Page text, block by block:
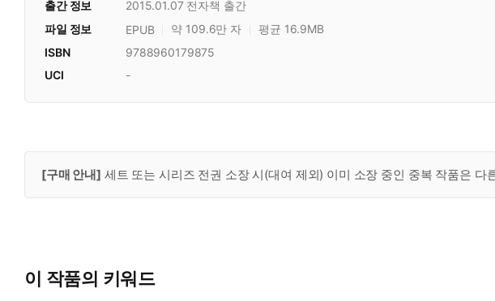
출간 정보 2015.01.07 전자책 출간
파일 정보
EPUB 약 109.6만 자 평균 16.9MB
ISBN
9788960179875
UCI
-
[구매 안내] 세트 또는 시리즈 전권 소장 시(대여 제외) 이미 소장 중인 중복 작품은
이 작품의 키워드